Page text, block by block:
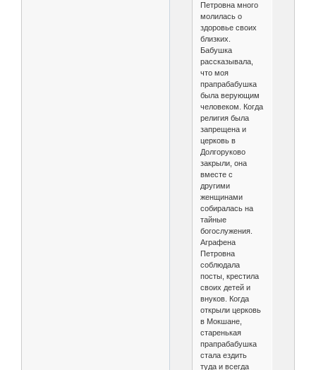
Петровна много
молилась о
здоровье своих
близких.
Бабушка
рассказывала,
что моя
прапрабабушка
была верующим
человеком. Когда
религия была
запрещена и
церковь в
Долгоруково
закрыли, она
вместе с
другими
женщинами
собиралась на
тайные
богослужения.
Аграфена
Петровна
соблюдала
посты, крестила
своих детей и
внуков. Когда
открыли церковь
в Мокшане,
старенькая
прапрабабушка
стала ездить
туда и всегда